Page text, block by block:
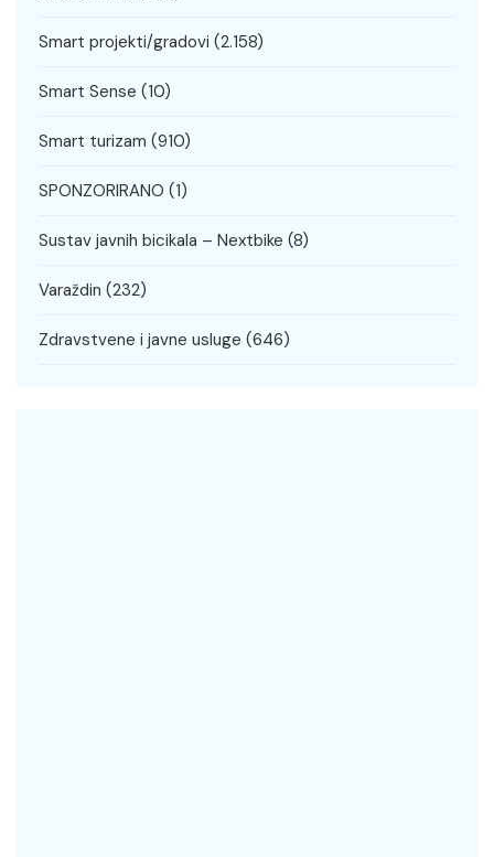
Smart projekti/gradovi (2.158)
Smart Sense (10)
Smart turizam (910)
SPONZORIRANO (1)
Sustav javnih bicikala – Nextbike (8)
Varaždin (232)
Zdravstvene i javne usluge (646)